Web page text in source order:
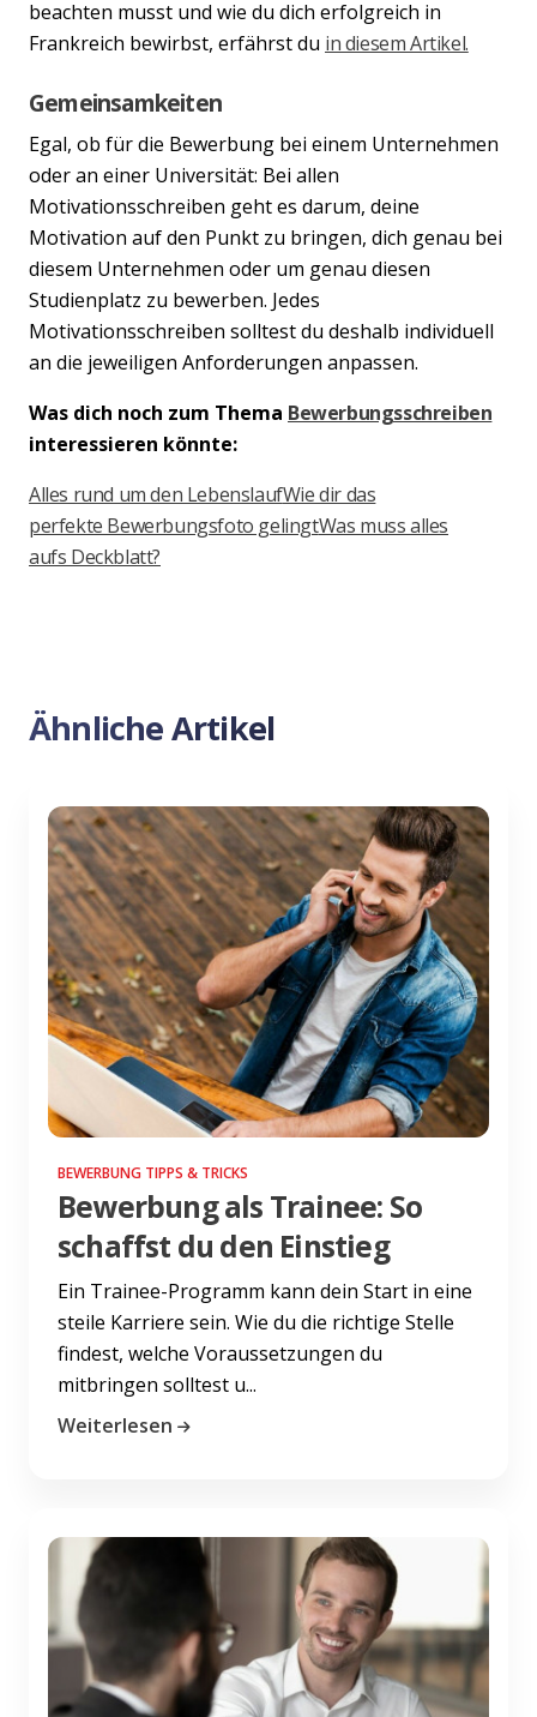
beachten musst und wie du dich erfolgreich in
Frankreich bewirbst, erfährst du in diesem Artikel.
Gemeinsamkeiten
Egal, ob für die Bewerbung bei einem Unternehmen
oder an einer Universität: Bei allen
Motivationsschreiben geht es darum, deine
Motivation auf den Punkt zu bringen, dich genau bei
diesem Unternehmen oder um genau diesen
Studienplatz zu bewerben. Jedes
Motivationsschreiben solltest du deshalb individuell
an die jeweiligen Anforderungen anpassen.
Was dich noch zum Thema Bewerbungsschreiben
interessieren könnte:
Alles rund um den LebenslaufWie dir das
perfekte Bewerbungsfoto gelingtWas muss alles
aufs Deckblatt?
Ähnliche Artikel
BEWERBUNG TIPPS & TRICKS
Bewerbung als Trainee: So
schaffst du den Einstieg
Ein Trainee-Programm kann dein Start in eine
steile Karriere sein. Wie du die richtige Stelle
findest, welche Voraussetzungen du
mitbringen solltest u...
Weiterlesen